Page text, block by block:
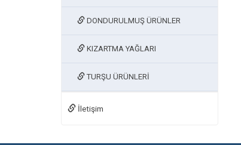
DONDURULMUŞ ÜRÜNLER
KIZARTMA YAĞLARI
TURŞU ÜRÜNLERİ
İletişim